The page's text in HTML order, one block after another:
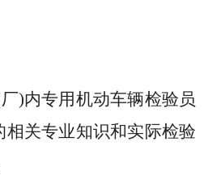
厂)内专用机动车辆检验员
相关专业知识和实际检验